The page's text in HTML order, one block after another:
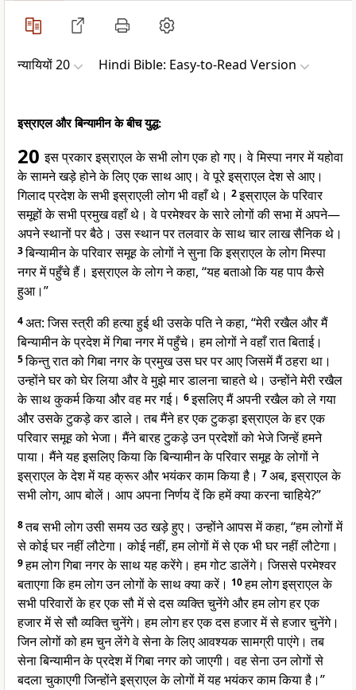
न्यायियों 20 Hindi Bible: Easy-to-Read Version
इस्राएल और बिन्यामीन के बीच युद्ध:
20इस प्रकार इस्राएल के सभी लोग एक हो गए। वे मिस्पा नगर में यहोवा
के सामने खड़े होने के लिए एक साथ आए। वे पूरे इस्राएल देश से आए।
गिलाद प्रदेश के सभी इस्राएली लोग भी वहाँ थे। 2इस्राएल के परिवार
समूहों के सभी प्रमुख वहाँ थे। वे परमेश्वर के सारे लोगों की सभा में अपने—
अपने स्थानों पर बैठे। उस स्थान पर तलवार के साथ चार लाख सैनिक थे।
3बिन्यामीन के परिवार समूह के लोगों ने सुना कि इस्राएल के लोग मिस्पा
नगर में पहुँचे हैं। इस्राएल के लोग ने कहा, “यह बताओ कि यह पाप कैसे
हुआ।”
4अत: जिस स्त्री की हत्या हुई थी उसके पति ने कहा, “मेरी रखैल और मैं
बिन्यामीन के प्रदेश में गिबा नगर में पहुँचे। हम लोगों ने वहाँ रात बिताई।
5किन्तु रात को गिबा नगर के प्रमुख उस घर पर आए जिसमें मैं ठहरा था।
उन्होंने घर को घेर लिया और वे मुझे मार डालना चाहते थे। उन्होंने मेरी रखैल
के साथ कुकर्म किया और वह मर गई। 6इसलिए मैं अपनी रखैल को ले गया
और उसके टुकड़े कर डाले। तब मैंने हर एक टुकड़ा इस्राएल के हर एक
परिवार समूह को भेजा। मैंने बारह टुकड़े उन प्रदेशों को भेजे जिन्हें हमने
पाया। मैंने यह इसलिए किया कि बिन्यामीन के परिवार समूह के लोगों ने
इस्राएल के देश में यह क्रूर और भयंकर काम किया है। 7अब, इस्राएल के
सभी लोग, आप बोलें। आप अपना निर्णय दें कि हमें क्या करना चाहिये?”
8तब सभी लोग उसी समय उठ खड़े हुए। उन्होंने आपस में कहा, “हम लोगों में
से कोई घर नहीं लौटेगा। कोई नहीं, हम लोगों में से एक भी घर नहीं लौटेगा।
9हम लोग गिबा नगर के साथ यह करेंगे। हम गोट डालेंगे। जिससे परमेश्वर
बताएगा कि हम लोग उन लोगों के साथ क्या करें। 10हम लोग इस्राएल के
सभी परिवारों के हर एक सौ में से दस व्यक्ति चुनेंगे और हम लोग हर एक
हजार में से सौ व्यक्ति चुनेंगे। हम लोग हर एक दस हजार में से हजार चुनेंगे।
जिन लोगों को हम चुन लेंगे वे सेना के लिए आवश्यक सामग्री पाएंगे। तब
सेना बिन्यामीन के प्रदेश में गिबा नगर को जाएगी। वह सेना उन लोगों से
बदला चुकाएगी जिन्होंने इस्राएल के लोगों में यह भयंकर काम किया है।”